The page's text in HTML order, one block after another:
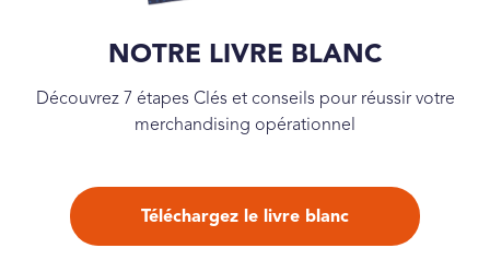
NOTRE LIVRE BLANC
Découvrez 7 étapes Clés et conseils pour réussir votre
merchandising opérationnel
Téléchargez le livre blanc